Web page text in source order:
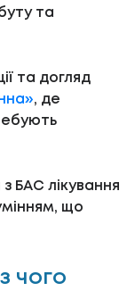
та
та догляд
, де
БАС лікування
що
чого